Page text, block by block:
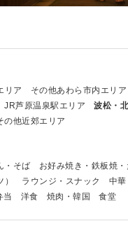
リア
その他あわら市内エリア
JR芦原温泉駅エリア
波松・
の他近郊エリア
・そば
お好み焼き・鉄板焼・
ラウンジ・スナック 中華
当 洋食 焼肉・韓国 食堂